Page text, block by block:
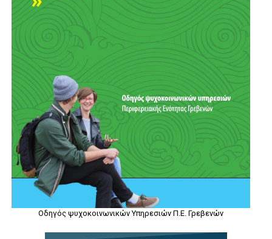
Οδηγός ψυχοκοινωνικών Υπηρεσιών Π.Ε. Γρεβενών